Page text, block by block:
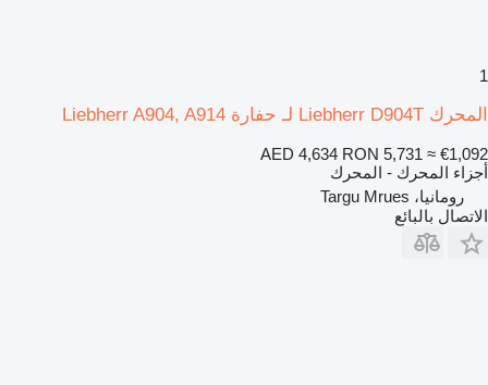
1
المحرك Liebherr D904T لـ حفارة Liebherr A904, A914
AED 4,634 RON 5,731 ≈ €1,092
أجزاء المحرك - المحرك
رومانيا، Targu Mrues
الاتصال بالبائع